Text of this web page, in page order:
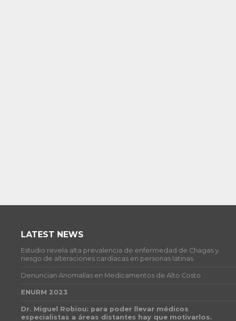
LATEST NEWS
Estudio revela alta prevalencia de enfermedad de Chagas y
riesgo de alteraciones cardíacas en personas latinas
Denuncian Anomalías en Medicamentos de Alto Costo
ENURM 2023
Dr. Miguel Robiou: para poder llevar médicos
especialistas a áreas distantes hay que motivarlos.